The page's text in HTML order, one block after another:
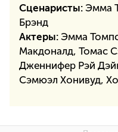
Сценаристы: Эмма
Брэнд
Актеры: Эмма
Макдоналд, Томас
Дженнифер Рэй
Сэмюэл Хонивуд,